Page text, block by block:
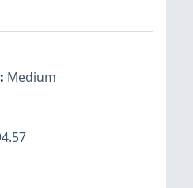
: Medium